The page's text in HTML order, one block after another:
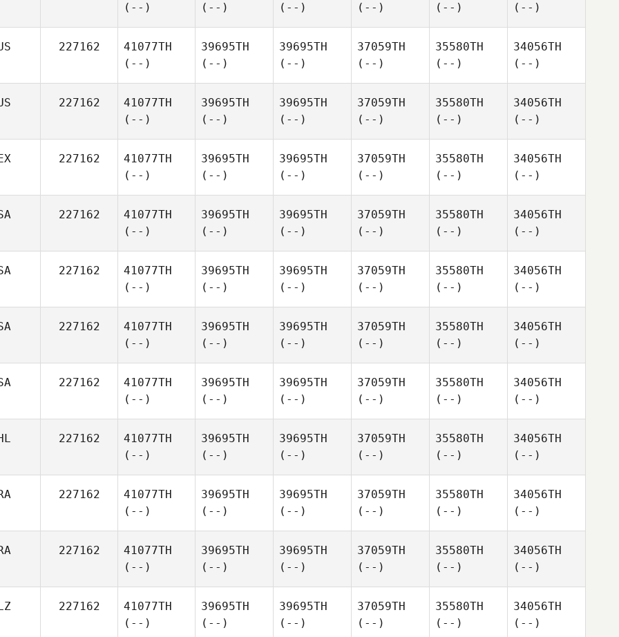
(--)
(--)
(--)
(--)
(--)
(--)
227162
41077TH
(--)
39695TH
(--)
39695TH
(--)
37059TH
(--)
35580TH
(--)
34056TH
(--)
227162
41077TH
(--)
39695TH
(--)
39695TH
(--)
37059TH
(--)
35580TH
(--)
34056TH
(--)
227162
41077TH
(--)
39695TH
(--)
39695TH
(--)
37059TH
(--)
35580TH
(--)
34056TH
(--)
227162
41077TH
(--)
39695TH
(--)
39695TH
(--)
37059TH
(--)
35580TH
(--)
34056TH
(--)
227162
41077TH
(--)
39695TH
(--)
39695TH
(--)
37059TH
(--)
35580TH
(--)
34056TH
(--)
227162
41077TH
(--)
39695TH
(--)
39695TH
(--)
37059TH
(--)
35580TH
(--)
34056TH
(--)
227162
41077TH
(--)
39695TH
(--)
39695TH
(--)
37059TH
(--)
35580TH
(--)
34056TH
(--)
227162
41077TH
(--)
39695TH
(--)
39695TH
(--)
37059TH
(--)
35580TH
(--)
34056TH
(--)
227162
41077TH
(--)
39695TH
(--)
39695TH
(--)
37059TH
(--)
35580TH
(--)
34056TH
(--)
227162
41077TH
(--)
39695TH
(--)
39695TH
(--)
37059TH
(--)
35580TH
(--)
34056TH
(--)
227162
41077TH
(--)
39695TH
(--)
39695TH
(--)
37059TH
(--)
35580TH
(--)
34056TH
(--)